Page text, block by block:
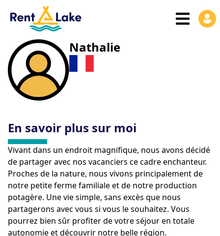
Nathalie
En savoir plus sur moi
Vivant dans un endroit magnifique, nous avons décidé
de partager avec nos vacanciers ce cadre enchanteur.
Proches de la nature, nous vivons principalement de
notre petite ferme familiale et de notre production
potagère. Une vie simple, sans excès que nous
partagerons avec vous si vous le souhaitez. Vous
pourrez bien sûr profiter de votre séjour en totale
autonomie et découvrir notre belle région.